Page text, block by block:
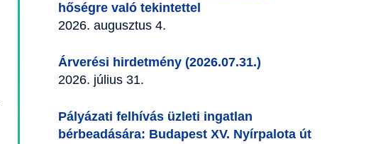
hőségre való tekintettel
2026. augusztus 4.
Árverési hirdetmény (2026.07.31.)
2026. július 31.
Pályázati felhívás üzleti ingatlan
bérbeadására: Budapest XV. Nyírpalota út